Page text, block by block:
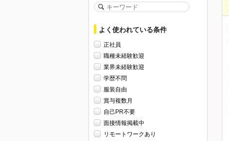
よく使われている条件
正社員
職種未経験歓迎
業界未経験歓迎
学歴不問
服装自由
賞与複数月
自己PR不要
面接情報掲載中
リモートワークあり